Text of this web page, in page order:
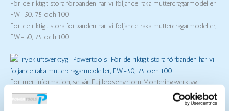
För de riktigt stora förbanden har vi följande raka mutterdragarmodeller,
FW-50, 75 och 100
För de riktigt stora förbanden har vi följande raka mutterdragarmodeller,
FW-50, 75 och 100.
För mer information, se vår Fujibroschyr om Monteringsverktyg.
ÄR DU INTRESSERAD AV DENNA PRODUKT ELLER HAR DU ANDRA